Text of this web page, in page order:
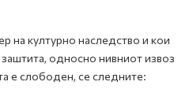
на културно наследство и кои
односно нивниот извоз
е слободен, се следните: